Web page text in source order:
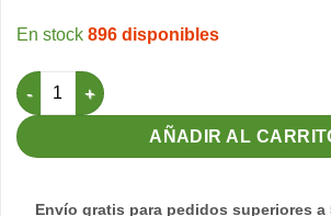
896 disponibles
Tarjeta Cría 4 Nidadas - Especial Lizard
AÑADIR AL
Envío gratis para pedidos superiores a